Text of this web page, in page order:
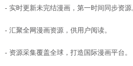
- 实时更新未完结漫画，第一时间同步资源
- 汇聚全网漫画资源，供用户阅读。
- 资源采集覆盖全球，打造国际漫画平台。